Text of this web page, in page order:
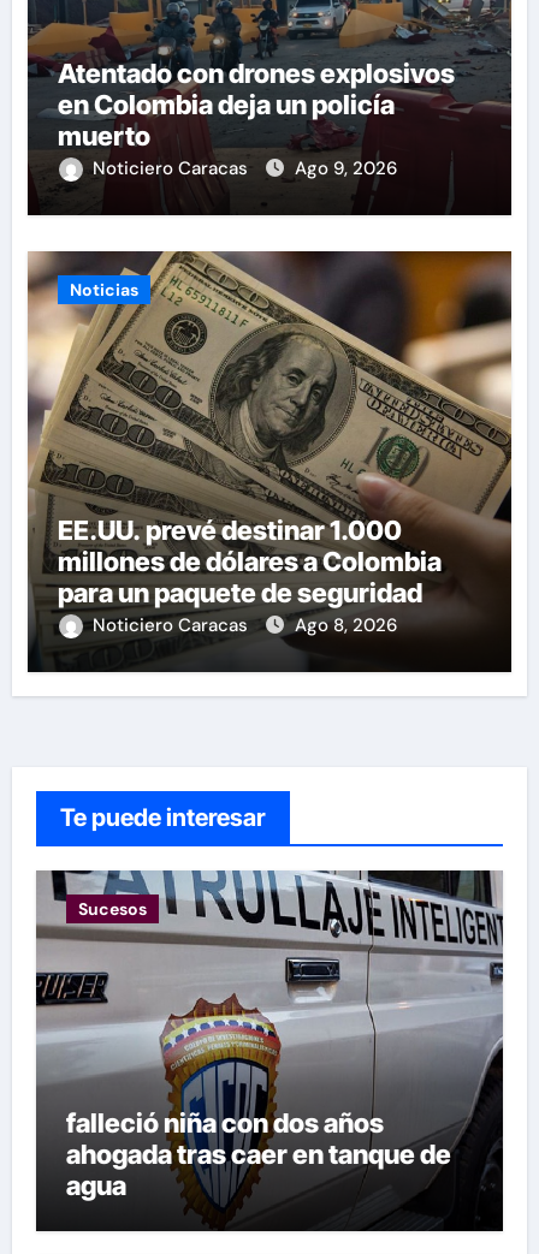
Atentado con drones explosivos
en Colombia deja un policía
muerto
Noticiero Caracas Ago 9, 2026
Noticias
EE.UU. prevé destinar 1.000
millones de dólares a Colombia
para un paquete de seguridad
Noticiero Caracas Ago 8, 2026
Te puede interesar
Sucesos
falleció niña con dos años
ahogada tras caer en tanque de
agua